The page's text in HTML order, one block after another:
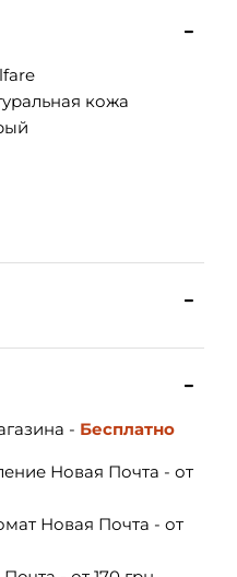
кожа
- Бесплатно
Новая Почта - от
Новая Почта - от